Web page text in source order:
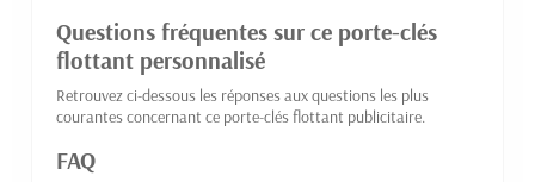
Questions fréquentes sur ce porte-clés
flottant personnalisé
Retrouvez ci-dessous les réponses aux questions les plus
courantes concernant ce porte-clés flottant publicitaire.
FAQ